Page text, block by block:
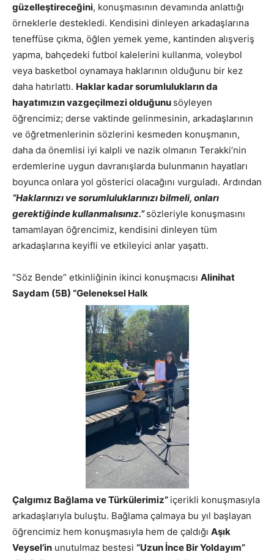
güzelleştireceğini, konuşmasının devamında anlattığı
örneklerle destekledi. Kendisini dinleyen arkadaşlarına
teneffüse çıkma, öğlen yemek yeme, kantinden alışveriş
yapma, bahçedeki futbol kalelerini kullanma, voleybol
veya basketbol oynamaya haklarının olduğunu bir kez
daha hatırlattı. Haklar kadar sorumlulukların da
hayatımızın vazgeçilmezi olduğunu söyleyen
öğrencimiz; derse vaktinde gelinmesinin, arkadaşlarının
ve öğretmenlerinin sözlerini kesmeden konuşmanın,
daha da önemlisi iyi kalpli ve nazik olmanın Terakki’nin
erdemlerine uygun davranışlarda bulunmanın hayatları
boyunca onlara yol gösterici olacağını vurguladı. Ardından
“Haklarınızı ve sorumluluklarınızı bilmeli, onları
gerektiğinde kullanmalısınız.” sözleriyle konuşmasını
tamamlayan öğrencimiz, kendisini dinleyen tüm
arkadaşlarına keyifli ve etkileyici anlar yaşattı.
“Söz Bende” etkinliğinin ikinci konuşmacısı Alinihat
Saydam (5B) “Geleneksel Halk
Çalgımız Bağlama ve Türkülerimiz” içerikli konuşmasıyla
arkadaşlarıyla buluştu. Bağlama çalmaya bu yıl başlayan
öğrencimiz hem konuşmasıyla hem de çaldığı Aşık
Veysel’in unutulmaz bestesi “Uzun İnce Bir Yoldayım”